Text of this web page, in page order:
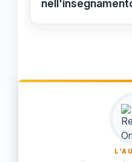
Personalizzare
specifiche di
aumentando la
l'engagement nel